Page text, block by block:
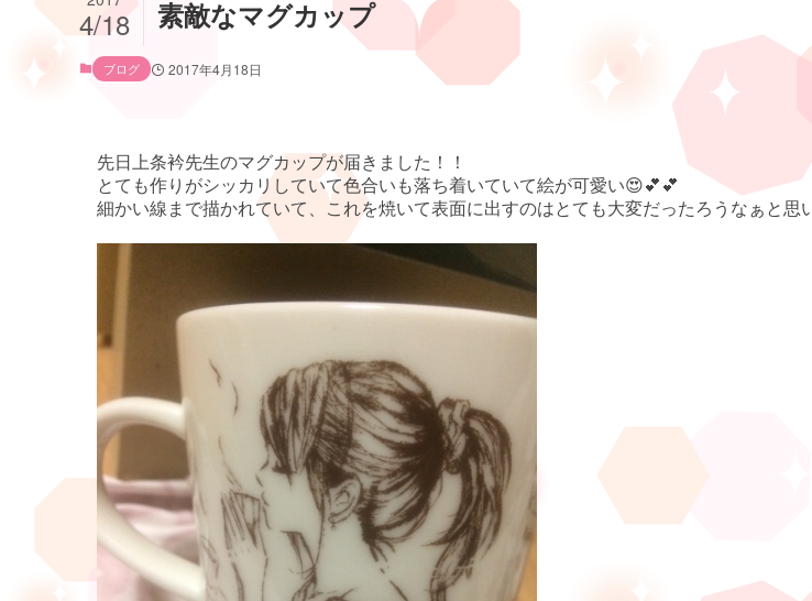
素敵なマグカップ
4/18
ブログ 2017年4月18日
先日上条衿先生のマグカップが届きました！！
とても作りがシッカリしていて色合いも落ち着いていて絵が可愛い😍💕💕
細かい線まで描かれていて、これを焼いて表面に出すのはとても大変だったろうなぁと